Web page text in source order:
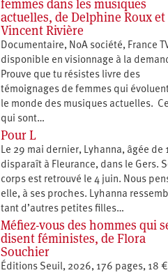
femmes dans les musiques
actuelles, de Delphine Roux et
Vincent Rivière
Documentaire, NoA société, France
disponible en visionnage à la
Prouve que tu résistes livre des
témoignages de femmes qui
le monde des musiques actuelles.
qui sont…
Pour L
Le 29 mai dernier, Lyhanna, âgée de
disparaît à Fleurance, dans le Gers.
corps est retrouvé le 4 juin. Nous
elle, à ses proches. Lyhanna
tant d’autres petites filles…
Méfiez-vous des hommes qui
disent féministes, de Flora
Souchier
Éditions Seuil, 2026, 176 pages, 18